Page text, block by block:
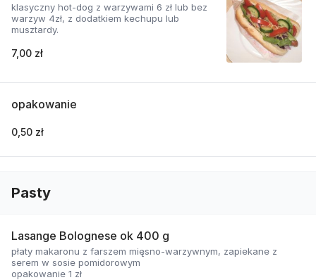
klasyczny hot-dog z warzywami 6 zł lub bez
warzyw 4zł, z dodatkiem kechupu lub
musztardy.
7,00 zł
opakowanie
0,50 zł
Pasty
Lasange Bolognese ok 400 g
płaty makaronu z farszem mięsno-warzywnym, zapiekane z
serem w sosie pomidorowym
opakowanie 1 zł